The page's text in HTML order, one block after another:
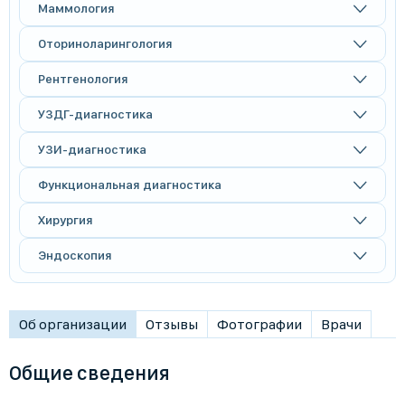
Маммология
Оториноларингология
Рентгенология
УЗДГ-диагностика
УЗИ-диагностика
Функциональная диагностика
Хирургия
Эндоскопия
Об организации Отзывы Фотографии Врачи
Общие сведения